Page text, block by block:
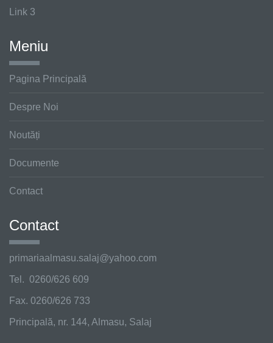
Link 3
Meniu
Pagina Principală
Despre Noi
Noutăți
Documente
Contact
Contact
primariaalmasu.salaj@yahoo.com
Tel. 0260/626 609
Fax. 0260/626 733
Principală, nr. 144, Almasu, Salaj